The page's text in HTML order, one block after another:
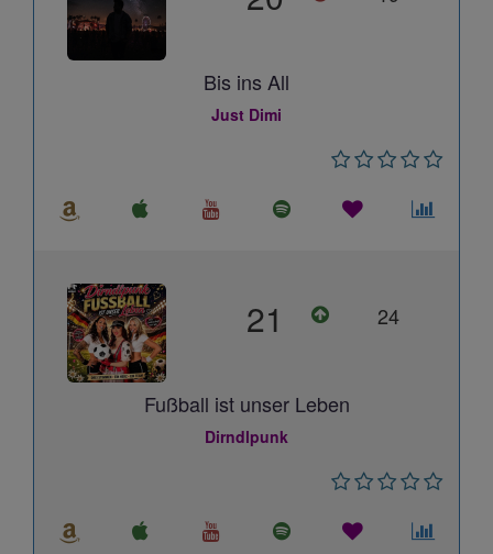
Bis ins All
Just Dimi
21 24
Fußball ist unser Leben
Dirndlpunk